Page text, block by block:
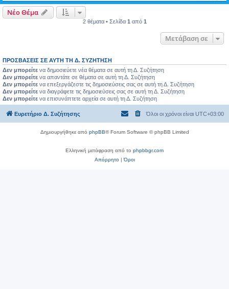
Νέο Θέμα
2 θέματα • Σελίδα 1 από 1
Μετάβαση σε
ΠΡΟΣΒΆΣΕΙΣ ΣΕ ΑΥΤΉ ΤΗ Δ. ΣΥΖΉΤΗΣΗ
Δεν μπορείτε να δημοσιεύετε νέα θέματα σε αυτή τη Δ. Συζήτηση
Δεν μπορείτε να απαντάτε σε θέματα σε αυτή τη Δ. Συζήτηση
Δεν μπορείτε να επεξεργάζεστε τις δημοσιεύσεις σας σε αυτή τη Δ. Συζήτηση
Δεν μπορείτε να διαγράφετε τις δημοσιεύσεις σας σε αυτή τη Δ. Συζήτηση
Δεν μπορείτε να επισυνάπτετε αρχεία σε αυτή τη Δ. Συζήτηση
Ευρετήριο Δ. Συζήτησης Όλοι οι χρόνοι είναι UTC+03:00
Δημιουργήθηκε από phpBB® Forum Software © phpBB Limited
Ελληνική μετάφραση από το phpbbgr.com
Απόρρητο|Όροι